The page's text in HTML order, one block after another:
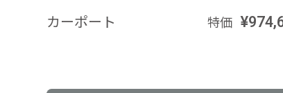
カーポート
特価